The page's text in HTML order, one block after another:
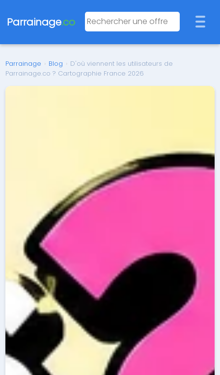
Parrainage.co
Parrainage › Blog › D'où viennent les utilisateurs de
Parrainage.co ? Cartographie France 2026